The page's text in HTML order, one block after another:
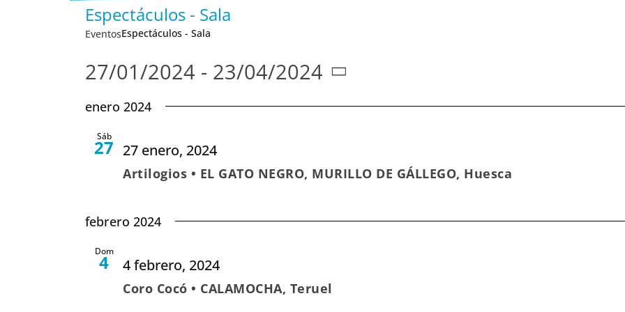
Espectáculos - Sala
EventosEspectáculos - Sala
27/01/2024 - 23/04/2024
fecha.
enero 2024
Sáb
27 27 enero, 2024
Artilogios • EL GATO NEGRO, MURILLO DE GÁLLEGO, Huesca
febrero 2024
Dom
4 4 febrero, 2024
Coro Cocó • CALAMOCHA, Teruel